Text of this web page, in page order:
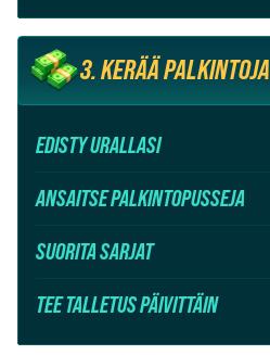
3. KERÄÄ PALKINTOJA
EDISTY URALLASI
ANSAITSE PALKINTOPUSSEJA
SUORITA SARJAT
TEE TALLETUS PÄIVITTÄIN